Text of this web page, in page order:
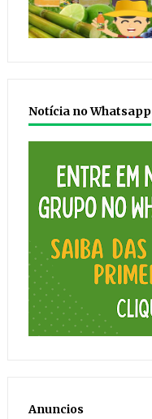
Notícia no Whatsapp
Anuncios